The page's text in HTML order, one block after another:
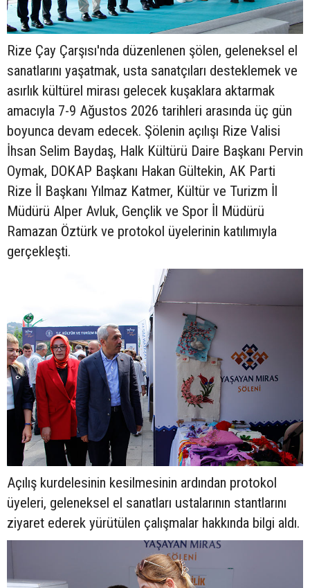
Rize Çay Çarşısı'nda düzenlenen şölen, geleneksel el
sanatlarını yaşatmak, usta sanatçıları desteklemek ve
asırlık kültürel mirası gelecek kuşaklara aktarmak
amacıyla 7-9 Ağustos 2026 tarihleri arasında üç gün
boyunca devam edecek. Şölenin açılışı Rize Valisi
İhsan Selim Baydaş, Halk Kültürü Daire Başkanı Pervin
Oymak, DOKAP Başkanı Hakan Gültekin, AK Parti
Rize İl Başkanı Yılmaz Katmer, Kültür ve Turizm İl
Müdürü Alper Avluk, Gençlik ve Spor İl Müdürü
Ramazan Öztürk ve protokol üyelerinin katılımıyla
gerçekleşti.
Açılış kurdelesinin kesilmesinin ardından protokol
üyeleri, geleneksel el sanatları ustalarının stantlarını
ziyaret ederek yürütülen çalışmalar hakkında bilgi aldı.